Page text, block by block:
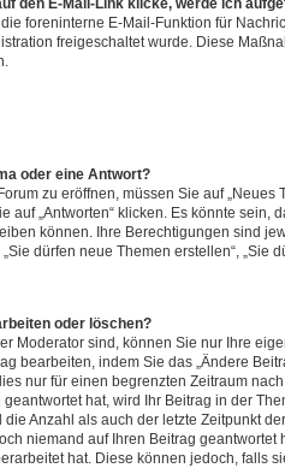
den E-Mail-Link klicke, werde ich
foreninterne E-Mail-Funktion für
freigeschaltet wurde. Diese
oder eine Antwort?
zu eröffnen, müssen Sie auf „Neues
auf „Antworten“ klicken. Es könnte sein,
können. Ihre Berechtigungen sind
dürfen neue Themen erstellen“, „Sie
oder löschen?
Moderator sind, können Sie nur Ihre
bearbeiten, indem Sie das „Ändere
nur für einen begrenzten Zeitraum
hat, wird Ihr Beitrag in der
Anzahl als auch der letzte Zeitpunkt
niemand auf Ihren Beitrag geantwortet
hat. Diese können jedoch, falls